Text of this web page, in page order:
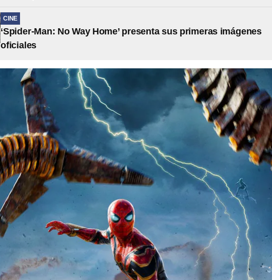
CINE
‘Spider-Man: No Way Home’ presenta sus primeras imágenes
oficiales